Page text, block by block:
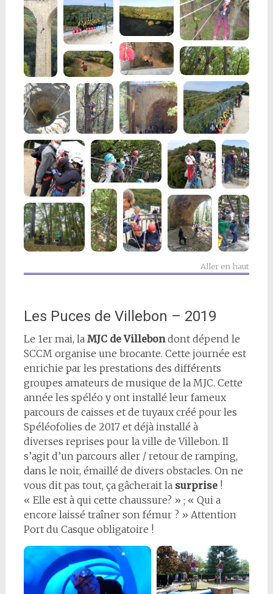
Aller en haut
Les Puces de Villebon – 2019
Le 1er mai, la MJC de Villebondont dépend le
SCCM organise une brocante. Cette journée est
enrichie par les prestations des différents
groupes amateurs de musique de la MJC. Cette
année les spéléo y ont installé leur fameux
parcours de caisses et de tuyaux créé pour les
Spéléofolies de 2017 et déjà installé à
diverses reprises pour la ville de Villebon. Il
s’agit d’un parcours aller / retour de ramping,
dans le noir, émaillé de divers obstacles. On ne
vous dit pas tout, ça gâcherait la surprise !
« Elle est à qui cette chaussure? » ; « Qui a
encore laissé traîner son fémur ? » Attention
Port du Casque obligatoire !